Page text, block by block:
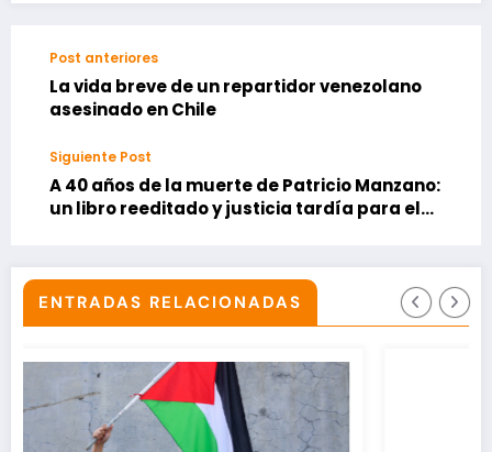
Post anteriores
La vida breve de un repartidor venezolano
asesinado en Chile
Siguiente Post
A 40 años de la muerte de Patricio Manzano:
un libro reeditado y justicia tardía para el
ENTRADAS RELACIONADAS